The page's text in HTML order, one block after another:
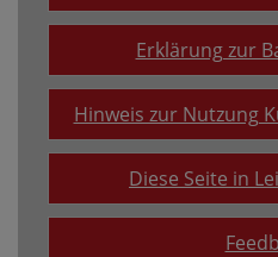
Erklärung zur
Hinweis zur Nutzung
Diese Seite in